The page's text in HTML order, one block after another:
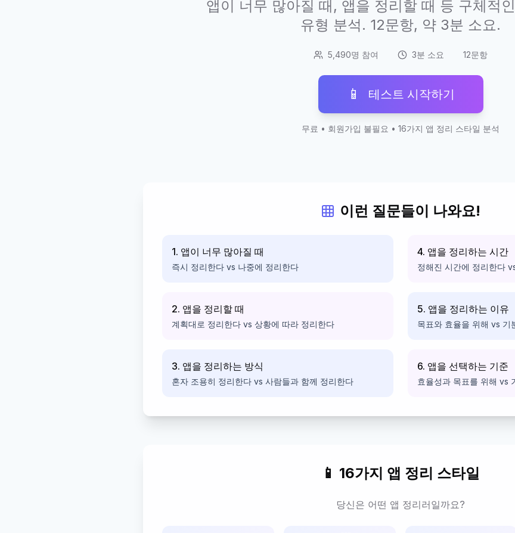
앱이 너무 많아질 때, 앱을 정리할 때 등 구체적
유형 분석. 12문항, 약 3분 소요.
5,490명 참여 3분 소요 12문항
📱 테스트 시작하기
무료 • 회원가입 불필요 • 16가지 앱 정리 스타일 분석
이런 질문들이 나와요!
1. 앱이 너무 많아질 때
즉시 정리한다 vs 나중에 정리한다
2. 앱을 정리할 때
계획대로 정리한다 vs 상황에 따라 정리한다
3. 앱을 정리하는 방식
혼자 조용히 정리한다 vs 사람들과 함께 정리한다
4. 앱을 정리하는 시간
정해진 시간에 정리한다
5. 앱을 정리하는 이유
목표와 효율을 위해 vs 기
6. 앱을 선택하는 기준
효율성과 목표를 위해 vs
📱 16가지 앱 정리 스타일
당신은 어떤 앱 정리러일까요?